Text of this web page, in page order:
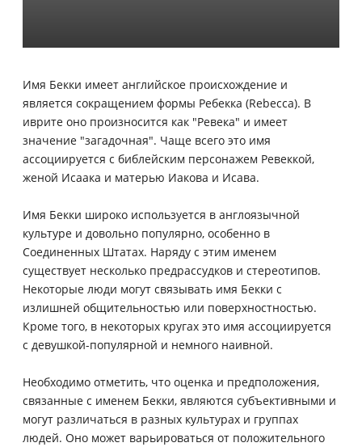
Имя Бекки имеет английское происхождение и
является сокращением формы Ребекка (Rebecca). В
иврите оно произносится как "Ревека" и имеет
значение "загадочная". Чаще всего это имя
ассоциируется с библейским персонажем Ревеккой,
женой Исаака и матерью Иакова и Исава.
Имя Бекки широко используется в англоязычной
культуре и довольно популярно, особенно в
Соединенных Штатах. Наряду с этим именем
существует несколько предрассудков и стереотипов.
Некоторые люди могут связывать имя Бекки с
излишней общительностью или поверхностностью.
Кроме того, в некоторых кругах это имя ассоциируется
с девушкой-популярной и немного наивной.
Необходимо отметить, что оценка и предположения,
связанные с именем Бекки, являются субъективными и
могут различаться в разных культурах и группах
людей. Оно может варьироваться от положительного